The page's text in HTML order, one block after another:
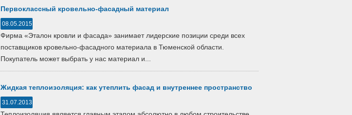
Первоклассный кровельно-фасадный материал
08.05.2015
Фирма «Эталон кровли и фасада» занимает лидерские позиции среди всех
поставщиков кровельно-фасадного материала в Тюменской области.
Покупатель может выбрать у нас материал и...
Жидкая теплоизоляция: как утеплить фасад и внутреннее пространство
31.07.2013